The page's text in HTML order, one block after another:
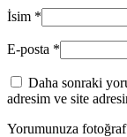
İsim *
E-posta *
Daha sonraki
adresim ve site
Yorumunuza